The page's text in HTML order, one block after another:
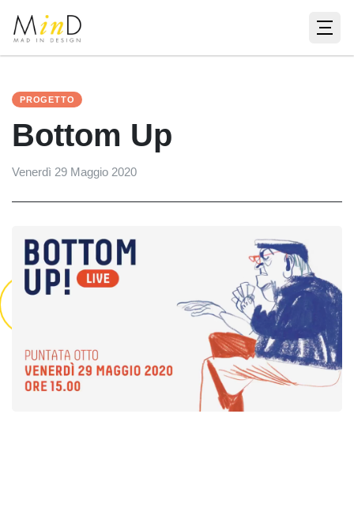
PROGETTO
Bottom Up
Venerdì 29 Maggio 2020